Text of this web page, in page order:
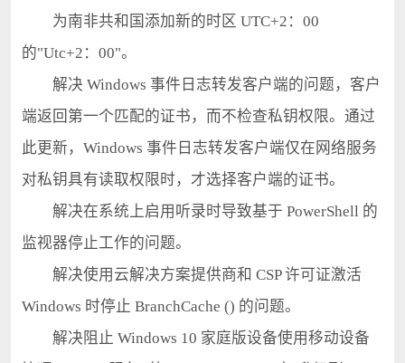
为南非共和国添加新的时区 UTC+2：00
的"Utc+2：00"。
解决 Windows 事件日志转发客户端的问题，客户
端返回第一个匹配的证书，而不检查私钥权限。通过
此更新，Windows 事件日志转发客户端仅在网络服务
对私钥具有读取权限时，才选择客户端的证书。
解决在系统上启用听录时导致基于 PowerShell 的
监视器停止工作的问题。
解决使用云解决方案提供商和 CSP 许可证激活
Windows 时停止 BranchCache () 的问题。
解决阻止 Windows 10 家庭版设备使用移动设备